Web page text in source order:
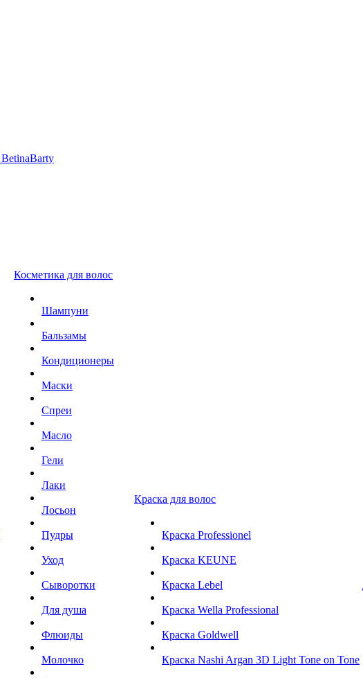
Косметика для волос
Шампуни
Бальзамы
Кондиционеры
Маски
Спреи
Масло
Гели
Лаки
Лосьон
Пудры
Уход
Сыворотки
Для душа
Флюиды
Молочко
Краска для волос
Краска Professionel
Краска KEUNE
Краска Lebel
Краска Wella Professional
Краска Goldwell
Краска Nashi Argan 3D Light Tone on Tone